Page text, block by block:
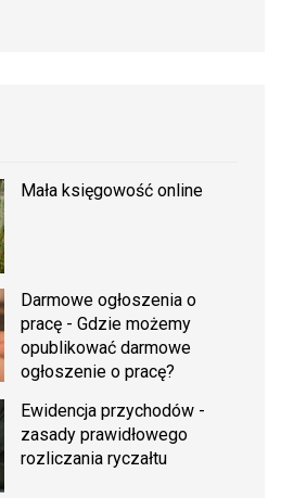
Mała księgowość online
Darmowe ogłoszenia o
pracę - Gdzie możemy
opublikować darmowe
ogłoszenie o pracę?
Ewidencja przychodów -
zasady prawidłowego
rozliczania ryczałtu